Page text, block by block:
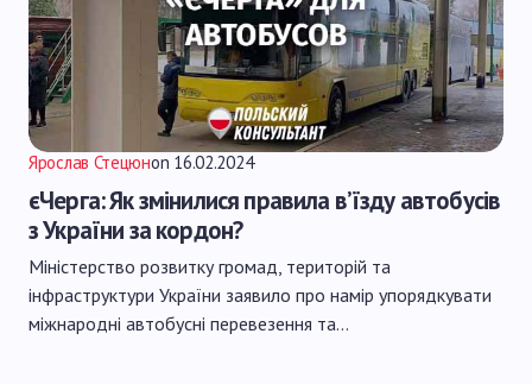
Ярослав Стецюнon 16.02.2024
єЧерга: Як змінилися правила в’їзду автобусів
з України за кордон?
Міністерство розвитку громад, територій та
інфраструктури України заявило про намір упорядкувати
міжнародні автобусні перевезення та…